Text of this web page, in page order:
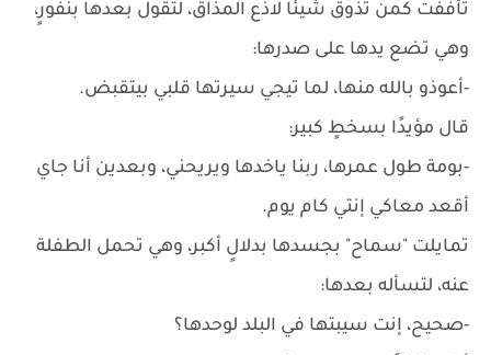
تأففت كمن تذوق شيئًا لاذع المذاق، لتقول بعدها بنفورٍ،
وهي تضع يدها على صدرها:
-أعوذو بالله منها، لما تيجي سيرتها قلبي بيتقبض.
قال مؤيدًا بسخطٍ كبير:
-بومة طول عمرها، ربنا ياخدها ويريحني، وبعدين أنا جاي
أقعد معاكي إنتي كام يوم.
تمايلت "سماح" بجسدها بدلالٍ أكبر، وهي تحمل الطفلة
عنه، لتسأله بعدها:
-صحيح، إنت سيبتها في البلد لوحدها؟